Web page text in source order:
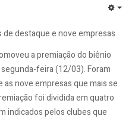
destaque e nove empresas
a premiação do biênio
feira (12/03). Foram
nove empresas que mais se
foi dividida em quatro
indicados pelos clubes que